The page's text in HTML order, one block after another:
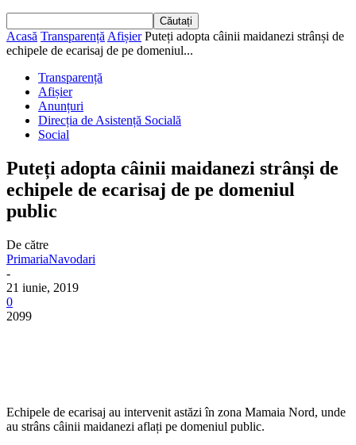
Acasă Transparență Afișier Puteți adopta câinii maidanezi strânși de
echipele de ecarisaj de pe domeniul...
Transparență
Afișier
Anunțuri
Direcția de Asistență Socială
Social
Puteți adopta câinii maidanezi strânși de
echipele de ecarisaj de pe domeniul
public
De către
PrimariaNavodari
-
21 iunie, 2019
0
2099
Echipele de ecarisaj au intervenit astăzi în zona Mamaia Nord, unde
au strâns câinii maidanezi aflați pe domeniul public.